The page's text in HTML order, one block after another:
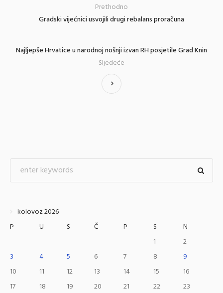
Gradski vijećnici usvojili drugi rebalans proračuna
Prethodno
Najljepše Hrvatice u narodnoj nošnji izvan RH posjetile Grad Knin
Sljedeće
kolovoz 2026
P
U S Č P S
N
1
2
3
4 5 6 7 8
9
10
11 12 13 14 15
16
17
18 19 20 21 22
23